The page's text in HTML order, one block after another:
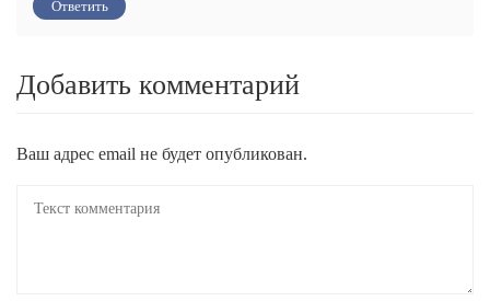
Ответить
Добавить комментарий
Ваш адрес email не будет опубликован.